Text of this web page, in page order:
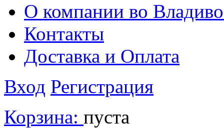
О компании во
Контакты
Доставка и Оплата
Вход Регистрация
Корзина: пуста